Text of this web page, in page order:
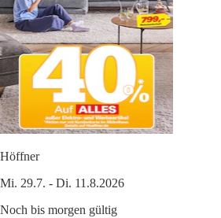
Höffner
Mi. 29.7. - Di. 11.8.2026
Noch bis morgen gültig